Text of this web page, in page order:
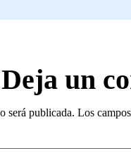
un
será publicada. Los